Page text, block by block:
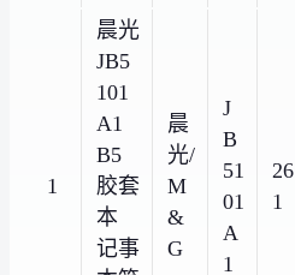
1
晨光
JB5
101
A1
B5
胶套
本
记事
晨
光/
M
&
G
J
B
51
01
A
1
26
1